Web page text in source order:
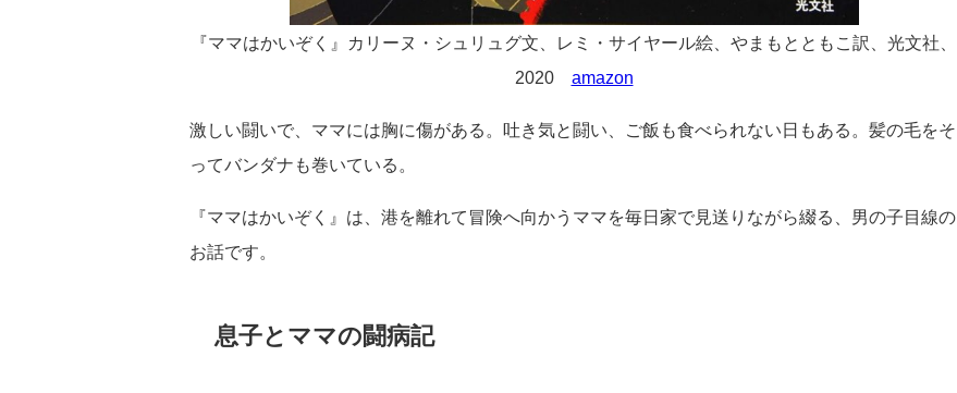
『ママはかいぞく』カリーヌ・シュリュグ文、レミ・サイヤール絵、やまもとともこ訳、光文社、
2020 amazon
激しい闘いで、ママには胸に傷がある。吐き気と闘い、ご飯も食べられない日もある。髪の毛をそ
ってバンダナも巻いている。
『ママはかいぞく』は、港を離れて冒険へ向かうママを毎日家で見送りながら綴る、男の子目線の
お話です。
息子とママの闘病記